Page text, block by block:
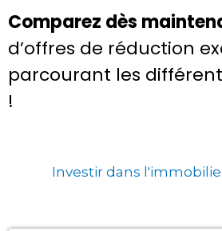
Comparez dès
d’offres de réduction
parcourant les
!
Investir dans